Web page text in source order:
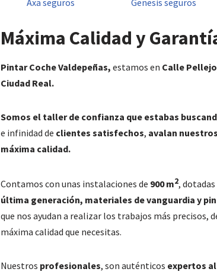
Máxima Calidad y
Pintar Coche Valdepeñas, estamos en Calle
Ciudad Real.
Somos el taller de confianza que estabas
e infinidad de clientes satisfechos, avalan
máxima calidad.
Contamos con unas instalaciones de 900 m2, dotadas
última generación, materiales de vanguardia y
que nos ayudan a realizar los trabajos más precisos,
máxima calidad que necesitas.
Nuestros profesionales, son auténticos expertos